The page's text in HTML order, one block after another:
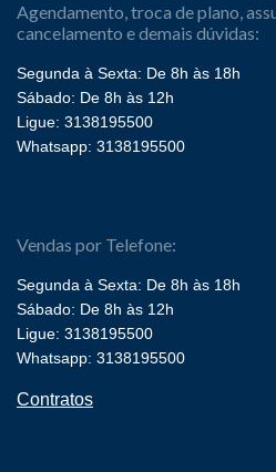
Agendamento, troca de plano,
cancelamento e demais dúvidas:
Segunda à Sexta: De 8h às 18h
Sábado: De 8h às 12h
Ligue: 3138195500
Whatsapp: 3138195500
Vendas por Telefone:
Segunda à Sexta: De 8h às 18h
Sábado: De 8h às 12h
Ligue: 3138195500
Whatsapp: 3138195500
Contratos